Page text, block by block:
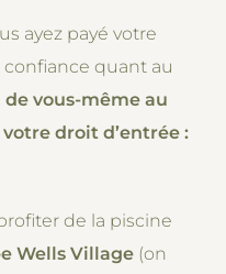
ayez payé votre
quant au
vous-même au
droit d’entrée :
de la piscine
Wells Village (on